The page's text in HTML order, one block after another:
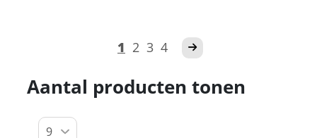
1 2 3 4
Aantal producten tonen